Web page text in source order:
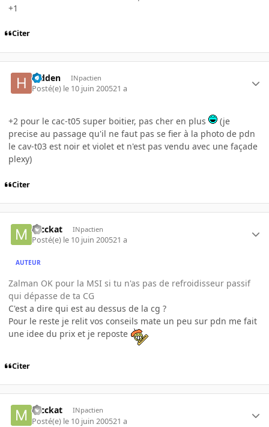
+1
Citer
hidden INpactien
Posté(e) le 10 juin 200521 a
+2 pour le cac-t05 super boitier, pas cher en plus
(je
precise au passage qu'il ne faut pas se fier à la photo de pdn
le cav-t03 est noir et violet et n'est pas vendu avec une façade
plexy)
Citer
mcckat INpactien
Posté(e) le 10 juin 200521 a
AUTEUR
Zalman OK pour la MSI si tu n'as pas de refroidisseur passif
qui dépasse de ta CG
C'est a dire qui est au dessus de la cg ?
Pour le reste je relit vos conseils mate un peu sur pdn me fait
une idee du prix et je reposte
Citer
mcckat INpactien
Posté(e) le 10 juin 200521 a